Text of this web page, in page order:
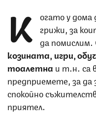
К огато у дома
грижи, за
да помислим.
козината, игри,
тоалетна и т.н. са
предприемете, за да
спокойно
приятел.